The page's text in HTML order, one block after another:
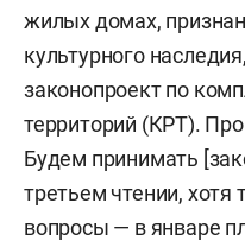
жилых домах,
культурного
законопроект по
территорий (КРТ).
Будем принимать
третьем чтении, хотя
вопросы — в январе